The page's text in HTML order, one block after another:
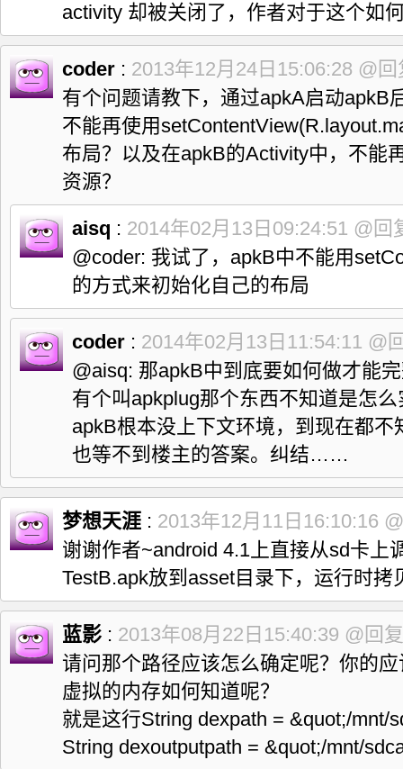
activity 却被关闭了，作者对于这个如
coder : 2013年12月24日15:06:28 @回
有个问题请教下，通过apkA启动apkB
不能再使用
布局？以及在apkB的Activity中，不能
资源？
aisq : 2014年02月13日09:24:51 @回
@coder: 我试了，apkB中不能用
的方式来初始化自己的布局
coder : 2014年02月13日11:54:11 @
@aisq: 那apkB中到底要如何做才能
有个叫apkplug那个东西不知道是怎
apkB根本没上下文环境，到现在都
也等不到楼主的答案。纠结……
梦想天涯 : 2013年12月11日16:10:16
谢谢作者~android 4.1上直接从sd卡上
TestB.apk放到asset目录下，运行时
蓝影 : 2013年08月22日15:40:39 @回复
请问那个路径应该怎么确定呢？你的
虚拟的内存如何知道呢？
就是这行String dexpath = &quot;/mnt/
String dexoutputpath = &quot;/mnt/